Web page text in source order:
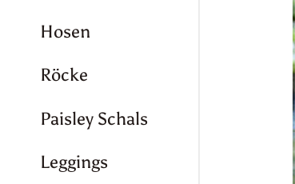
Hosen
Röcke
Paisley Schals
Leggings